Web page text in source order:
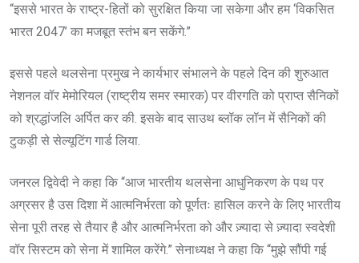
“इससे भारत के राष्ट्र-हितों को सुरक्षित किया जा सकेगा और हम ‘विकसित
भारत 2047’ का मजबूत स्तंभ बन सकेंगे.”
इससे पहले थलसेना प्रमुख ने कार्यभार संभालने के पहले दिन की शुरुआत
नेशनल वॉर मेमोरियल (राष्ट्रीय समर स्मारक) पर वीरगति को प्राप्त सैनिकों
को श्रद्धांजलि अर्पित कर की. इसके बाद साउथ ब्लॉक लॉन में सैनिकों की
टुकड़ी से सेल्यूटिंग गार्ड लिया.
जनरल द्विवेदी ने कहा कि “आज भारतीय थलसेना आधुनिकरण के पथ पर
अग्रसर है उस दिशा में आत्मनिर्भरता को पूर्णतः हासिल करने के लिए भारतीय
सेना पूरी तरह से तैयार है और आत्मनिर्भरता को और ज़्यादा से ज़्यादा स्वदेशी
वॉर सिस्टम को सेना में शामिल करेंगे.” सेनाध्यक्ष ने कहा कि “मुझे सौंपी गई